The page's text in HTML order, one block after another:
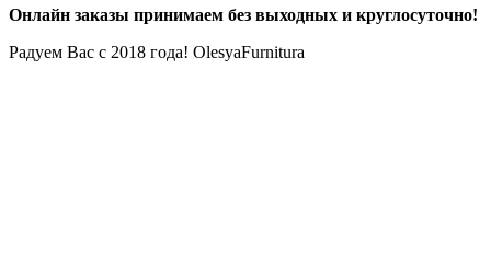
Онлайн заказы принимаем без выходных и круглосуточно!
Радуем Вас с 2018 года! OlesyaFurnitura